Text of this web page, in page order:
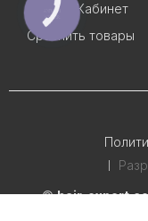
Личный Кабинет
Сравнить товары
©hair-
КНОПКА
ЗВ'ЯЗКУ